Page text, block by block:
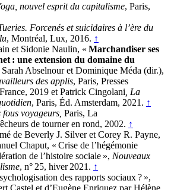
nouvel esprit du capitalisme, Paris,
Forcenés et suicidaires à l’ère du
, Montréal, Lux, 2016. ↑
et Sidonie Naulin, « Marchandiser ses
: une extension du domaine du
Sarah Abselnour et Dominique Méda (dir.),
des applis, Paris, Presses
2019 et Patrick Cingolani , La
, Paris, Éd. Amsterdam, 2021. ↑
fous voyageurs, Paris, La
de tourner en rond, 2002. ↑
de Beverly J. Silver et Corey R. Payne,
Chaput, « Crise de l’hégémonie
de l’histoire sociale », Nouveaux
, n° 25, hiver 2021. ↑
des rapports sociaux ? »,
Castel et d’Eugène Enriquez par Hélène